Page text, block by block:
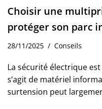
Choisir une
protéger son parc
28/11/2025 Conseils
La sécurité électrique
s’agit de matériel
surtension peut